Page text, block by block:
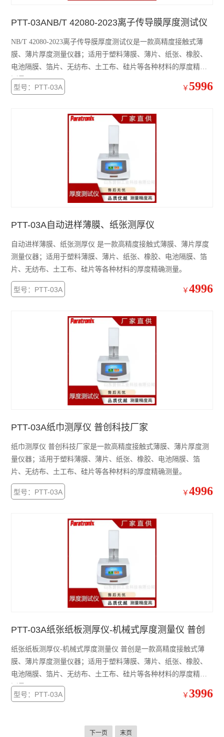
PTT-03ANB/T 42080-2023离子传导膜厚度测试仪
NB/T 42080-2023离子传导膜厚度测试仪是一款高精度接触式薄
膜、薄片厚度测量仪器；适用于塑料薄膜、薄片、纸张、橡胶、
电池隔膜、箔片、无纺布、土工布、硅片等各种材料的厚度精确
测量。
型号：PTT-03A ￥ 5996
PTT-03A自动进样薄膜、纸张测厚仪
自动进样薄膜、纸张测厚仪 是一款高精度接触式薄膜、薄片厚度
测量仪器；适用于塑料薄膜、薄片、纸张、橡胶、电池隔膜、箔
片、无纺布、土工布、硅片等各种材料的厚度精确测量。
型号：PTT-03A ￥ 4996
PTT-03A纸巾测厚仪 普创科技厂家
纸巾测厚仪 普创科技厂家是一款高精度接触式薄膜、薄片厚度测
量仪器；适用于塑料薄膜、薄片、纸张、橡胶、电池隔膜、箔
片、无纺布、土工布、硅片等各种材料的厚度精确测量。
型号：PTT-03A ￥ 4996
PTT-03A纸张纸板测厚仪-机械式厚度测量仪 普创
纸张纸板测厚仪-机械式厚度测量仪 普创是一款高精度接触式薄
膜、薄片厚度测量仪器；适用于塑料薄膜、薄片、纸张、橡胶、
电池隔膜、箔片、无纺布、土工布、硅片等各种材料的厚度精确
测量。
型号：PTT-03A ￥ 3996
下一页 末页